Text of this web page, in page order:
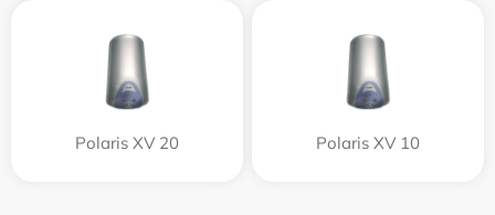
Polaris XV 20 Polaris XV 10